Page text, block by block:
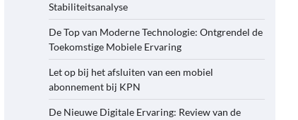
Stabiliteitsanalyse
De Top van Moderne Technologie: Ontgrendel de
Toekomstige Mobiele Ervaring
Let op bij het afsluiten van een mobiel
abonnement bij KPN
De Nieuwe Digitale Ervaring: Review van de